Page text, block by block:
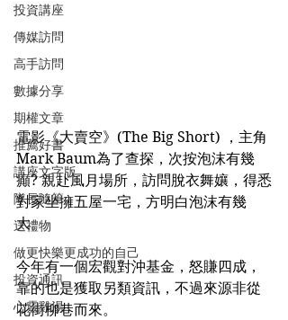
投資講座
傳媒訪問
高手訪問
數據分享
期權文章
推薦好書
講座文字版
隊長隨筆
送禮物
做更快樂更成功的自己
投資通訊
心靈雞湯
電影《大賣空》(The Big Short) ，主角
Mark Baum為了查探，次按泡沫有幾
癲? 親赴風月場所，訪問脫衣舞孃，得悉
對家坐擁五屋一宅，方明白泡沫有幾
大。
今年有一個宏觀對沖基金，怒賺四成，
靠的也是獲取另類資訊，不過來源非從
花街柳巷而來。